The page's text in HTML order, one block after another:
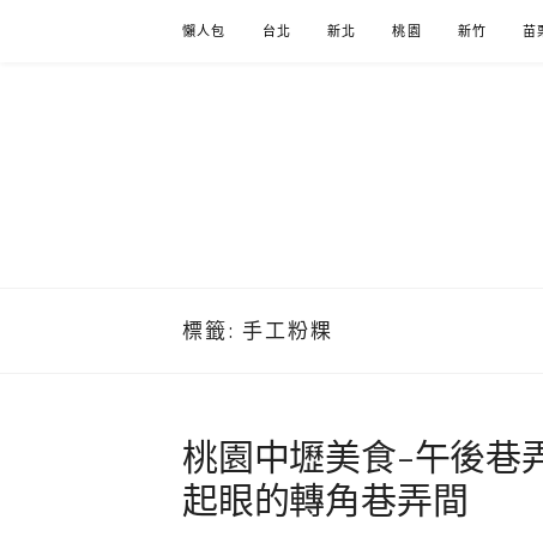
懶人包 台北 新北 桃園 新竹 苗
標籤: 手工粉粿
桃園中壢美食-午後巷
起眼的轉角巷弄間